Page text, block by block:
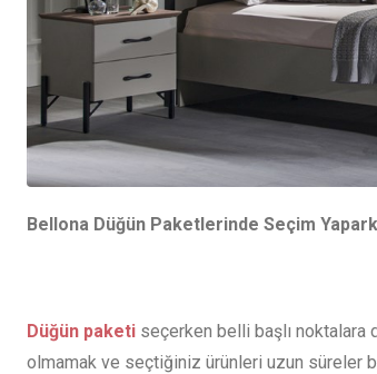
Bellona Düğün Paketlerinde Seçim
Düğün paketi seçerken belli başlı noktalara
olmamak ve seçtiğiniz ürünleri uzun süreler